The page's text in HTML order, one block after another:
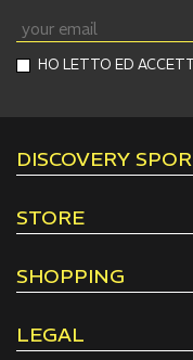
HO LETTO ED
DISCOVERY
STORE
SHOPPING
LEGAL